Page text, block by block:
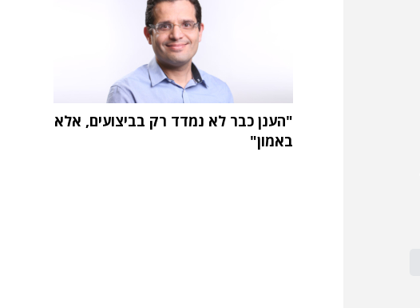
"הענן כבר לא נמדד רק בביצועים, אלא
באמון"